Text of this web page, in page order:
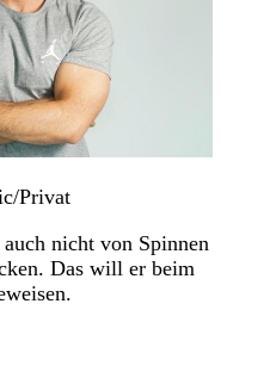
Privat
nicht von Spinnen
Das will er beim